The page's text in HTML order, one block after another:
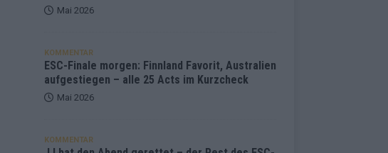
Mai 2026
KOMMENTAR
ESC-Finale morgen: Finnland Favorit, Australien
aufgestiegen – alle 25 Acts im Kurzcheck
Mai 2026
KOMMENTAR